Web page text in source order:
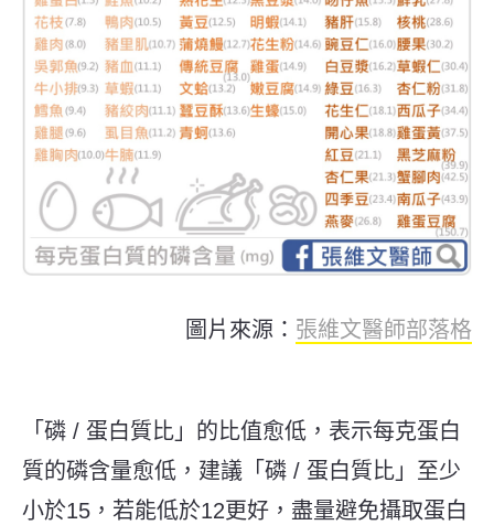
圖片來源： 張維文醫師部落格
「磷 / 蛋白質比」的比值愈低，表示每克蛋白
質的磷含量愈低，建議「磷 / 蛋白質比」至少
小於15，若能低於12更好，盡量避免攝取蛋白